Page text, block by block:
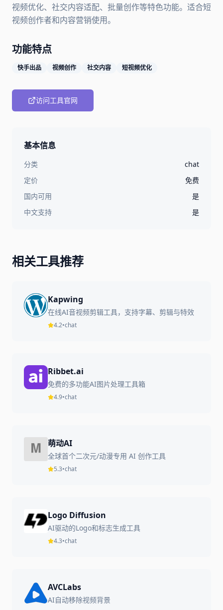
视频优化、社交内容适配、批量创作等特色功能。适合短
视频创作者和内容营销使用。
功能特点
快手出品 视频创作 社交内容 短视频优化
访问工具官网
基本信息
分类
chat
定价
免费
国内可用
是
中文支持
是
相关工具推荐
Kapwing
在线AI音视频剪辑工具，支持字幕、剪辑与特效
4.2•chat
Ribbet.ai
免费的多功能AI图片处理工具箱
4.9•chat
萌动AI
全球首个二次元/动漫专用 AI 创作工具
5.3•chat
Logo Diffusion
AI驱动的Logo和标志生成工具
4.3•chat
AVCLabs
AI自动移除视频背景